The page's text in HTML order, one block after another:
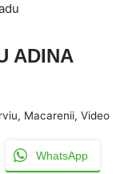
ADINA
, Macarenii, Video
WhatsApp